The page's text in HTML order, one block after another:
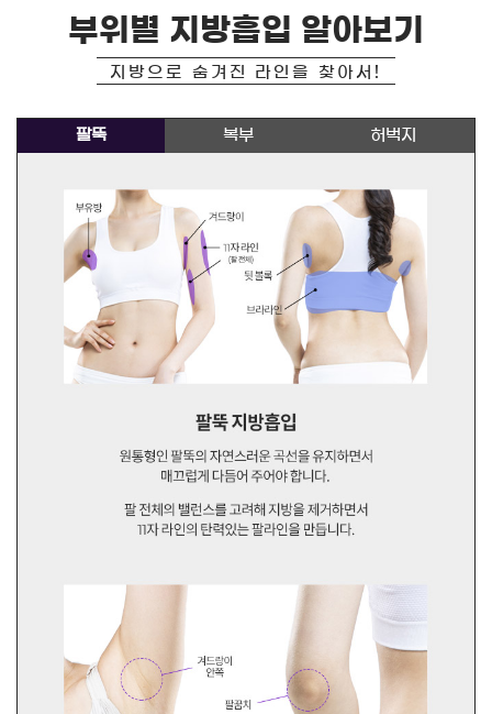
부위별 지방흡입 알아보기
지방으로 숨겨진 라인을 찾아서 !
팔뚝 복부 허벅지